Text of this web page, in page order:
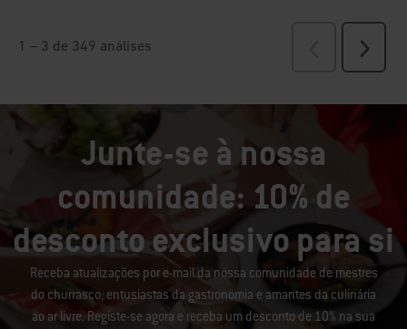
Junte-se à nossa
comunidade: 10% de
desconto exclusivo para si
Receba atualizações por e-mail da nossa comunidade de mestres
do churrasco, entusiastas da gastronomia e amantes da culinária
ao ar livre. Registe-se agora e receba um desconto de 10% na sua